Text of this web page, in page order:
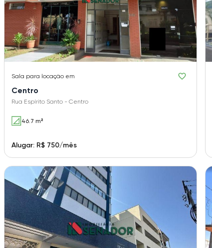
Sala para locação em
Centro
Rua Espírito Santo - Centro
46.7 m²
Alugar: R$ 750/mês